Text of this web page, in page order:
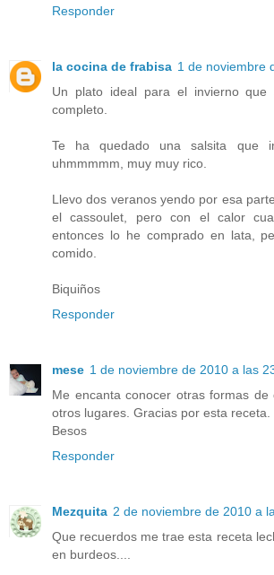
Responder
la cocina de frabisa 1 de noviembre
Un plato ideal para el invierno que
completo.
Te ha quedado una salsita que
uhmmmmm, muy muy rico.
Llevo dos veranos yendo por esa
el cassoulet, pero con el calor
entonces lo he comprado en lata,
comido.
Biquiños
Responder
mese 1 de noviembre de 2010 a las
Me encanta conocer otras formas de
otros lugares. Gracias por esta receta.
Besos
Responder
Mezquita 2 de noviembre de 2010 a
Que recuerdos me trae esta receta
en burdeos....